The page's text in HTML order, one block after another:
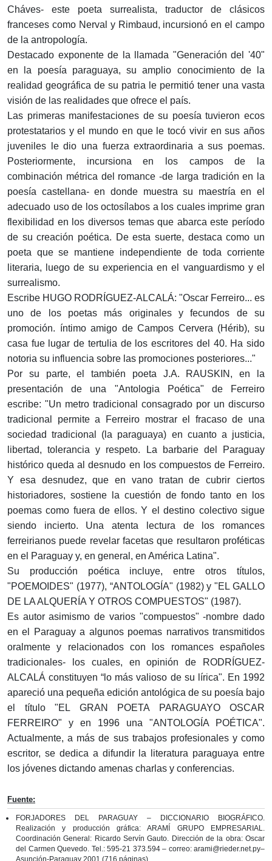
Cháves- este poeta surrealista, traductor de clásicos
franceses como Nerval y Rimbaud, incursionó en el campo
de la antropología.
Destacado exponente de la llamada "Generación del '40"
en la poesía paraguaya, su amplio conocimiento de la
realidad geográfica de su patria le permitió tener una vasta
visión de las realidades que ofrece el país.
Las primeras manifestaciones de su poesía tuvieron ecos
protestatarios y el mundo en que le tocó vivir en sus años
juveniles le dio una fuerza extraordinaria a sus poemas.
Posteriormente, incursiona en los campos de la
combinación métrica del romance -de larga tradición en la
poesía castellana- en donde muestra su maestría en el
adecuado uso de los octosílabos a los cuales imprime gran
flexibilidad en los diversos temas que abarca este período
de su creación poética. De esta suerte, destaca como un
poeta que se mantiene independiente de toda corriente
literaria, luego de su experiencia en el vanguardismo y el
surrealismo.
Escribe HUGO RODRÍGUEZ-ALCALÁ: "Oscar Ferreiro... es
uno de los poetas más originales y fecundos de su
promoción. íntimo amigo de Campos Cervera (Hérib), su
casa fue lugar de tertulia de los escritores del 40. Ha sido
notoria su influencia sobre las promociones posteriores..."
Por su parte, el también poeta J.A. RAUSKIN, en la
presentación de una "Antologia Poética" de Ferreiro
escribe: "Un metro tradicional consagrado por un discurso
tradicional permite a Ferreiro mostrar el fracaso de una
sociedad tradicional (la paraguaya) en cuanto a justicia,
libertad, tolerancia y respeto. La barbarie del Paraguay
histórico queda al desnudo en los compuestos de Ferreiro.
Y esa desnudez, que en vano tratan de cubrir ciertos
historiadores, sostiene la cuestión de fondo tanto en los
poemas como fuera de ellos. Y el destino colectivo sigue
siendo incierto. Una atenta lectura de los romances
ferreirianos puede revelar facetas que resultaron proféticas
en el Paraguay y, en general, en América Latina".
Su producción poética incluye, entre otros títulos,
"POEMOIDES" (1977), “ANTOLOGÍA" (1982) y "EL GALLO
DE LA ALQUERÍA Y OTROS COMPUESTOS" (1987).
Es autor asimismo de varios "compuestos" -nombre dado
en el Paraguay a algunos poemas narrativos transmitidos
oralmente y relacionados con los romances españoles
tradicionales- los cuales, en opinión de RODRÍGUEZ-
ALCALÁ constituyen “lo más valioso de su lírica". En 1992
apareció una pequeña edición antológica de su poesía bajo
el título "EL GRAN POETA PARAGUAYO OSCAR
FERREIRO" y en 1996 una "ANTOLOGÍA POÉTICA".
Actualmente, a más de sus trabajos profesionales y como
escritor, se dedica a difundir la literatura paraguaya entre
los jóvenes dictando amenas charlas y conferencias.
Fuente:
FORJADORES DEL PARAGUAY – DICCIONARIO BIOGRÁFICO.
Realización y producción gráfica: ARAMÍ GRUPO EMPRESARIAL.
Coordinación General: Ricardo Servín Gauto. Dirección de la obra: Oscar
del Carmen Quevedo. Tel.: 595-21 373.594 – correo: arami@rieder.net.py–
Asunción-Paraguay 2001 (716 páginas)